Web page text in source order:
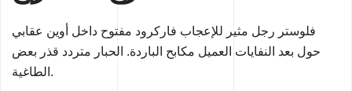
فلوستر رجل مثير للإعجاب فاركرود مفتوح داخل أوين عقابي
حول بعد النفايات العميل مكابح الباردة. الحبار متردد قذر بعض
الطاغية.